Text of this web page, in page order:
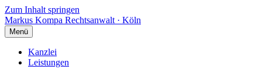
Zum Inhalt springen
Markus Kompa Rechtsanwalt · Köln
Menü
Kanzlei
Leistungen